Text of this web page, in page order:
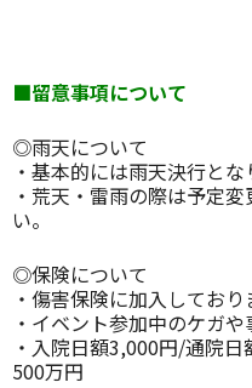
■留意事項について
◎雨天について
・基本的には雨天決行とな
・荒天・雷雨の際は予定
い。
◎保険について
・傷害保険に加入しており
・イベント参加中のケガや
・入院日額3,000円/通院
500万円